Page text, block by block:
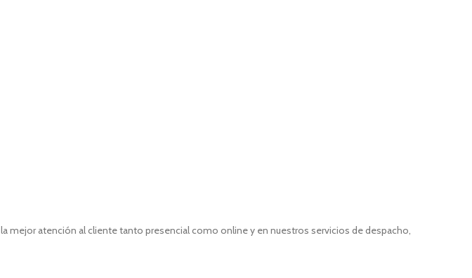
mejor atención al cliente tanto presencial como online y en nuestros servicios de despacho,